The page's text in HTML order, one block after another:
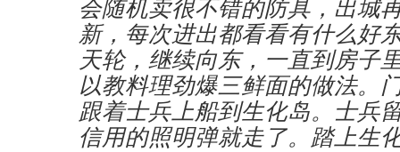
会随机卖很不错的防具，出城
新，每次进出都看看有什么好
天轮，继续向东，一直到房子
以教料理劲爆三鲜面的做法。
跟着士兵上船到生化岛。士兵
信用的照明弹就走了。踏上生